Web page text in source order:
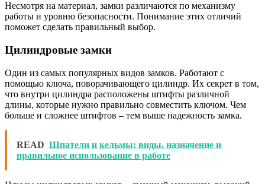
Несмотря на материал, замки различаются по механизму
работы и уровню безопасности. Понимание этих отличий
поможет сделать правильный выбор.
Цилиндровые замки
Один из самых популярных видов замков. Работают с
помощью ключа, поворачивающего цилиндр. Их секрет в том,
что внутри цилиндра расположены штифты различной
длины, которые нужно правильно совместить ключом. Чем
больше и сложнее штифтов – тем выше надежность замка.
READ Шпатели и кельмы: виды, назначение и
правильное использование в работе